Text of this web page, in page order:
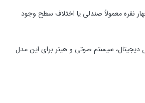
نفره معمولاً صندلی یا اختلاف سطح وجود
7 رنگ، کنترل دما، سیستم تصفیه آب، کنترل دیجیتال، سیستم صوتی و هیتر برای این مدل